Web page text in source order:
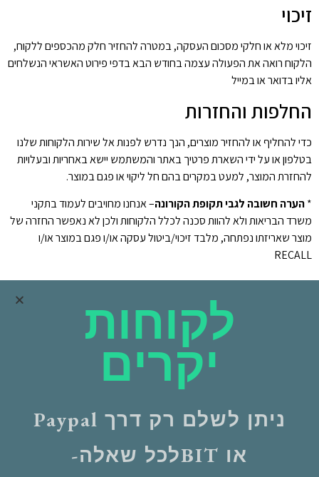
זיכוי
זיכוי מלא או חלקי מסכום העסקה, במטרה להחזיר חלק מהכספים ללקוח,
הלקוח רואה את הפעולה עצמה בחודש הבא בדפי פירוט האשראי הנשלחים
אליו בדואר או במייל
החלפות והחזרות
כדי להחליף או להחזיר מוצרים, הנך נדרש לפנות אל שירות הלקוחות שלנו
בטלפון או על ידי השארת פרטיך באתר והמשתמש יישא באחריות ובעלויות
להחזרת המוצר, למעט במקרים בהם חל ליקוי או פגם במוצר.
*הערה חשובה לגבי תקופתהקורונה– אנחנו מחויבים לעמוד בתקני
משרד הבריאות ולא להוות סכנה לכלל הלקוחות ולכן לא נאפשר החזרה של
מוצר שאריזתו נפתחה, מלבד זיכוי/ביטול עסקה או/ו פגם במוצר או/ו
RECALL
חוק הגנת הצרכן
למידע נוסף, ניתן לעיין בחוק הגנת הצרכן
לשירותכם
מועדון לקוחות
לקוחות
יקרים
ניתן לשלם רק דרך Paypal
או BITלכל שאלה-